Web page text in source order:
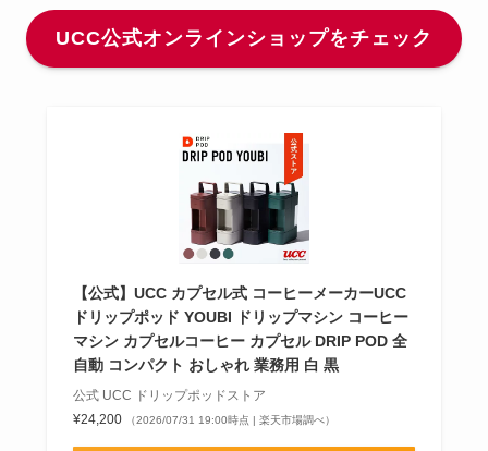
UCC公式オンラインショップをチェック
【公式】UCC カプセル式 コーヒーメーカーUCC
ドリップポッド YOUBI ドリップマシン コーヒー
マシン カプセルコーヒー カプセル DRIP POD 全
自動 コンパクト おしゃれ 業務用 白 黒
公式 UCC ドリップポッドストア
¥24,200
（2026/07/31 19:00時点 | 楽天市場調べ）